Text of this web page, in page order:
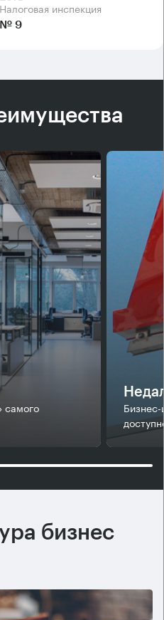
Налоговая инспекция
№ 9
самого
бизнес